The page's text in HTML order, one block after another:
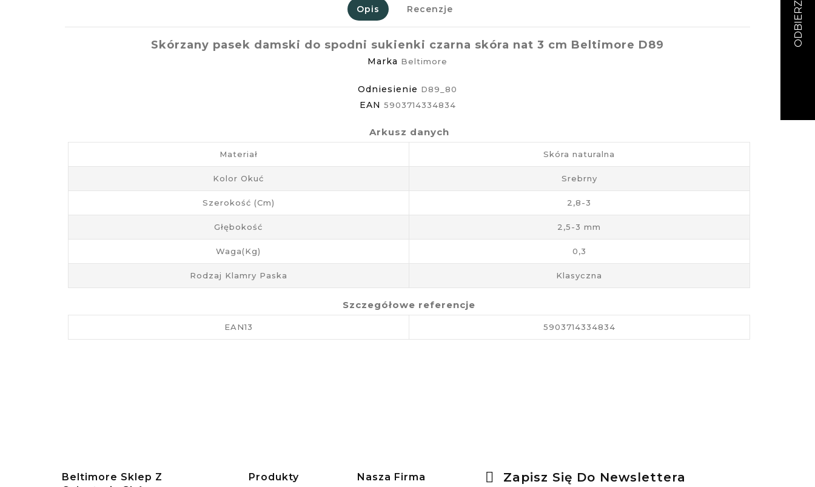
Opis Recenzje
Skórzany pasek damski do spodni sukienki czarna skóra nat 3 cm Beltimore D89
Marka Beltimore
Odniesienie D89_80
EAN 5903714334834
Arkusz danych
Materiał Skóra naturalna
Kolor Okuć Srebrny
Szerokość (cm) 2,8-3
Głębokość 2,5-3 mm
Waga(kg) 0,3
Rodzaj Klamry Paska Klasyczna
Szczegółowe referencje
EAN13 5903714334834
Zapisz Się Do Newslettera
Beltimore Sklep Z
Produkty Nasza Firma